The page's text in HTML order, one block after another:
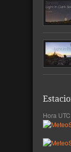
Hora UTC